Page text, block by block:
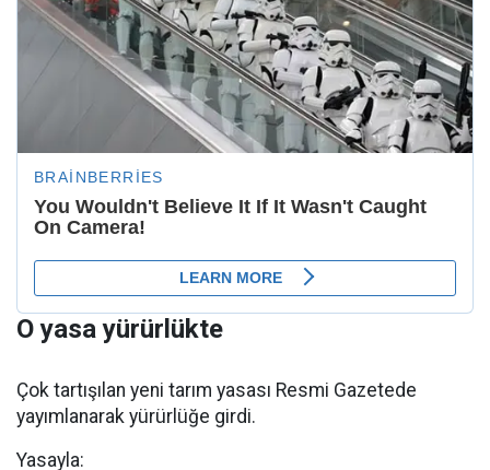
O yasa yürürlükte
Çok tartışılan yeni tarım yasası Resmi Gazetede
yayımlanarak yürürlüğe girdi.
Yasayla: